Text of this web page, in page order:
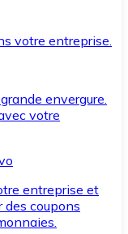
votre entreprise.
envergure.
votre
entreprise et
coupons